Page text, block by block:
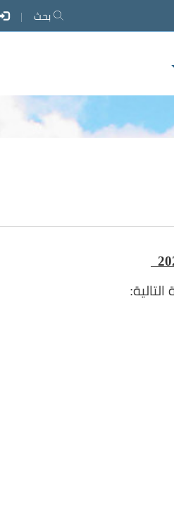
بحث